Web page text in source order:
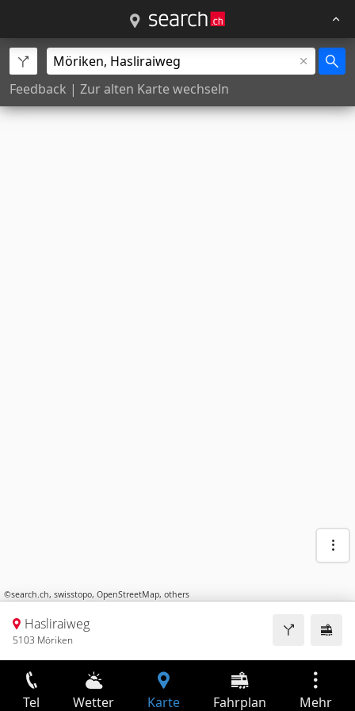
Feedback | Zur alten Karte wechseln
©search.ch, swisstopo, OpenStreetMap, others
Hasliraiweg
5103 Möriken
Tel Wetter Karte Fahrplan Mehr